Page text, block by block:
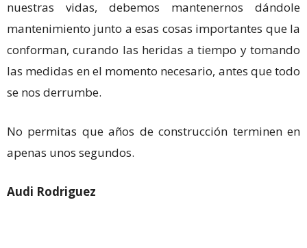
nuestras vidas, debemos mantenernos dándole
mantenimiento junto a esas cosas importantes que la
conforman, curando las heridas a tiempo y tomando
las medidas en el momento necesario, antes que todo
se nos derrumbe.
No permitas que años de construcción terminen en
apenas unos segundos.
Audi Rodriguez